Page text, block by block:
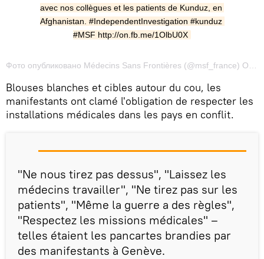
avec nos collègues et les patients de Kunduz, en
Afghanistan. ‪#‎IndependentInvestigation‬ #kunduz
#MSF http://on.fb.me/1OlbU0X
Фото опубликовано Médecins Sans Frontières (@msf_france) Окт 7 2015 в 7:22 PDT
Blouses blanches et cibles autour du cou, les
manifestants ont clamé l'obligation de respecter les
installations médicales dans les pays en conflit.
"Ne nous tirez pas dessus", "Laissez les
médecins travailler", "Ne tirez pas sur les
patients", "Même la guerre a des règles",
"Respectez les missions médicales" –
telles étaient les pancartes brandies par
des manifestants à Genève.